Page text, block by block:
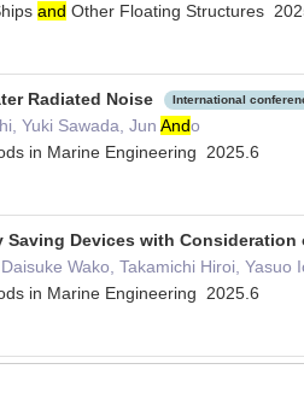
and Other Floating Structures
Radiated Noise International
Yuki Sawada, Jun Ando
in Marine Engineering 2025.6
Saving Devices with
Wako, Takamichi Hiroi, Yasuo
in Marine Engineering 2025.6